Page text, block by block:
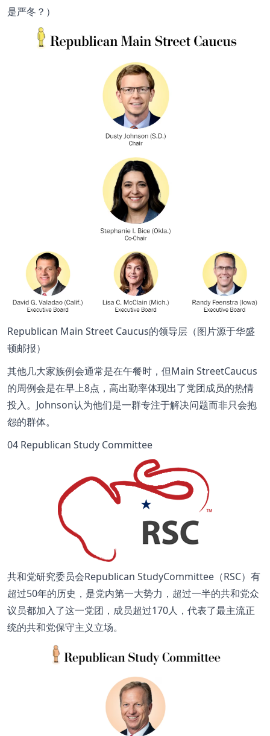
是严冬？）
Republican Main Street Caucus的领导层（图片源于华盛
顿邮报）
其他几大家族例会通常是在午餐时，但Main StreetCaucus
的周例会是在早上8点，高出勤率体现出了党团成员的热情
投入。Johnson认为他们是一群专注于解决问题而非只会抱
怨的群体。
04 Republican Study Committee
共和党研究委员会Republican StudyCommittee（RSC）有
超过50年的历史，是党内第一大势力，超过一半的共和党众
议员都加入了这一党团，成员超过170人，代表了最主流正
统的共和党保守主义立场。